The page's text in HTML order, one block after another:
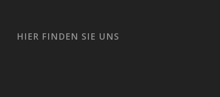
HIER FINDEN SIE UNS